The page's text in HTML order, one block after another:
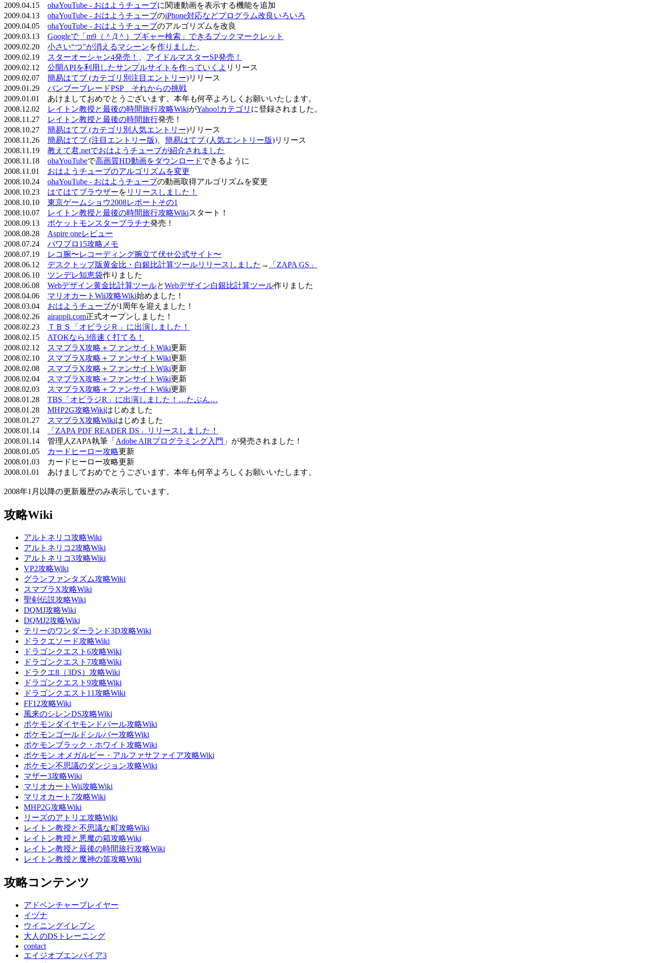
2009.04.15 ohaYouTube - おはようチューブに関連動画を表示する機能を追加
2009.04.13 ohaYouTube - おはようチューブのiPhone対応などプログラム改良いろいろ
2009.04.05 ohaYouTube - おはようチューブのアルゴリズムを改良
2009.03.13 Googleで「m9（＾Д＾）プギャー検索」できるブックマークレット
2009.02.20 小さい“つ”が消えるマシーンを作りました 。
2009.02.19
スターオーシャン4発売！
アイドルマスターSP発売！
2009.02.12 公開APIを利用したサンプルサイトを作っていくよ リリース
2009.02.07 簡易はてブ (カテゴリ別注目エントリー)リリース
2009.01.29 バンブーブレードPSP それからの挑戦
2009.01.01 あけましておめでとうございます。本年も何卒よろしくお願いいたします。
2008.12.02
レイトン教授と最後の時間旅行攻略WikiがYahoo!カテゴリ に登録されました。
2008.11.27
レイトン教授と最後の時間旅行発売！
2008.10.27 簡易はてブ (カテゴリ別人気エントリー)リリース
2008.11.26 簡易はてブ (注目エントリー版) 簡易はてブ (人気エントリー版)リリース
2008.11.19 教えて君.netでおはようチューブが紹介されました
2008.11.18 ohaYouTubeで高画質HD動画をダウンロードできるように
2008.11.01 おはようチューブのアルゴリズムを変更
2008.10.24 ohaYouTube - おはようチューブの動画取得アルゴリズムを変更
2008.10.23 はてはてブラウザーを リリースしました！
2008.10.10 東京ゲームショウ2008レポートその1
2008.10.07
レイトン教授と最後の時間旅行攻略Wikiスタート！
2008.09.13 ポケットモンスタープラチナ発売！
2008.08.28 Aspire oneレビュー
2008.07.24 パワプロ15攻略メモ
2008.07.19
レコ腕〜レコーディング腕立て伏せ公式サイト〜
2008.06.12 デスクトップ版黄金比・白銀比計算ツールリリースしました →
「ZAPA GS」
2008.06.10 ツンデレ知恵袋作りました
2008.06.08 Webデザイン黄金比計算ツールとWebデザイン白銀比計算ツール作りました
2008.04.06 マリオカートWii攻略Wiki始めました！
2008.03.04 おはようチューブが1周年を迎えました！
2008.02.26 airappli.com正式オープンしました！
2008.02.23
ＴＢＳ「オビラジＲ」に出演しました！
2008.02.15 ATOKなら3倍速く打てる！
2008.02.12
スマブラX攻略＋ファンサイトWiki更新
2008.02.10
スマブラX攻略＋ファンサイトWiki更新
2008.02.08
スマブラX攻略＋ファンサイトWiki更新
2008.02.04
スマブラX攻略＋ファンサイトWiki更新
2008.02.03
スマブラX攻略＋ファンサイトWiki更新
2008.01.28 TBS「オビラジR」に出演しました！…たぶん…
2008.01.28 MHP2G攻略Wikiはじめました
2008.01.27
スマブラX攻略Wikiはじめました
2008.01.14
「ZAPA PDF READER DS」リリースしました！
2008.01.14 管理人ZAPA執筆「 Adobe AIRプログラミング入門 」が発売されました！
2008.01.05
カードヒーロー攻略更新
2008.01.03 カードヒーロー攻略更新
2008.01.01 あけましておめでとうございます。本年も何卒よろしくお願いいたします。
2008年1月以降の更新履歴のみ表示しています。
攻略Wiki
アルトネリコ攻略Wiki
アルトネリコ2攻略Wiki
アルトネリコ3攻略Wiki
VP2攻略Wiki
グランファンタズム攻略Wiki
スマブラX攻略Wiki
聖剣伝説攻略Wiki
DQMJ攻略Wiki
DQMJ2攻略Wiki
テリーのワンダーランド3D攻略Wiki
ドラクエソード攻略Wiki
ドラゴンクエスト6攻略Wiki
ドラゴンクエスト7攻略Wiki
ドラクエ8（3DS）攻略Wiki
ドラゴンクエスト9攻略Wiki
ドラゴンクエスト11攻略Wiki
FF12攻略Wiki
風来のシレンDS攻略Wiki
ポケモンダイヤモンドパール攻略Wiki
ポケモンゴールドシルバー攻略Wiki
ポケモンブラック・ホワイト攻略Wiki
ポケモン オメガルビー・アルファサファイア攻略Wiki
ポケモン不思議のダンジョン攻略Wiki
マザー3攻略Wiki
マリオカートWii攻略Wiki
マリオカート7攻略Wiki
MHP2G攻略Wiki
リーズのアトリエ攻略Wiki
レイトン教授と不思議な町攻略Wiki
レイトン教授と悪魔の箱攻略Wiki
レイトン教授と最後の時間旅行攻略Wiki
レイトン教授と魔神の笛攻略Wiki
攻略コンテンツ
アドベンチャープレイヤー
イヅナ
ウイニングイレブン
大人のDSトレーニング
contact
エイジオブエンパイア3